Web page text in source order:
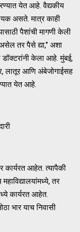
येत आहे. वैद्यकीय
असते. मात्र काही
पैशांची मागणी केली
तर पैसे द्या," अशा
डॉक्टरांनी केला आहे. मुंबई,
लातूर आणि अंबेजोगाईसह
येत आहे.
कार्यरत आहेत. त्यापैकी
तर
कार्यरत आहेत.
भार याच निवासी